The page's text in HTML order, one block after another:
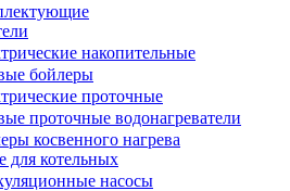
накопительные
бойлеры
проточные
проточные водонагреватели
косвенного нагрева
для котельных
насосы